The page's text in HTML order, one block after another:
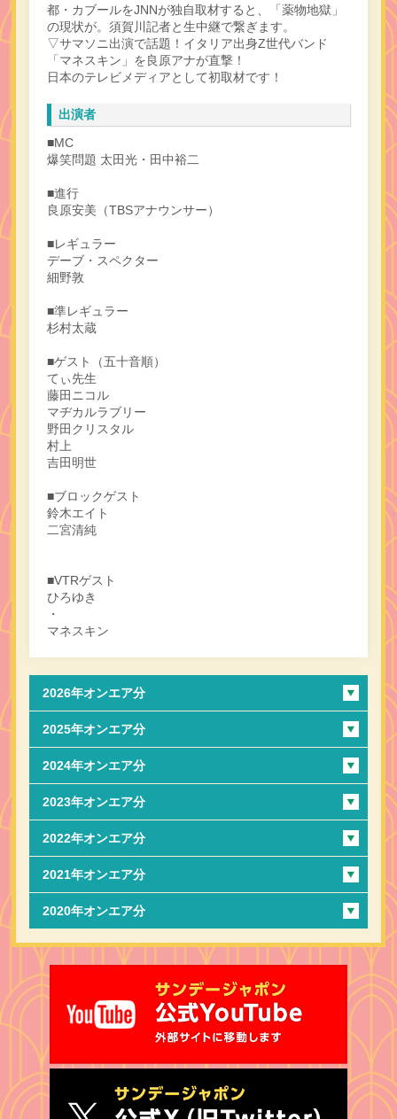
都・カブールをJNNが独自取材すると、「薬物地獄」
の現状が。須賀川記者と生中継で繋ぎます。
▽サマソニ出演で話題！イタリア出身Z世代バンド
「マネスキン」を良原アナが直撃！
日本のテレビメディアとして初取材です！
出演者
■MC
爆笑問題 太田光・田中裕二
■進行
良原安美（TBSアナウンサー）
■レギュラー
デーブ・スペクター
細野敦
■準レギュラー
杉村太蔵
■ゲスト（五十音順）
てぃ先生
藤田ニコル
マヂカルラブリー
野田クリスタル
村上
吉田明世
■ブロックゲスト
鈴木エイト
二宮清純
■VTRゲスト
ひろゆき
・
マネスキン
2026年オンエア分
2025年オンエア分
2024年オンエア分
2023年オンエア分
2022年オンエア分
2021年オンエア分
2020年オンエア分